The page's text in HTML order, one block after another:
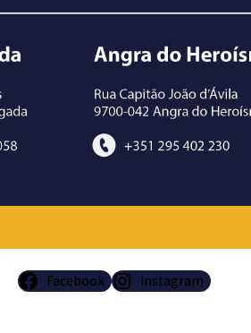
Facebook Instagram